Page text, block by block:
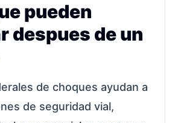
pueden
despues de un
de choques ayudan a
de seguridad vial,